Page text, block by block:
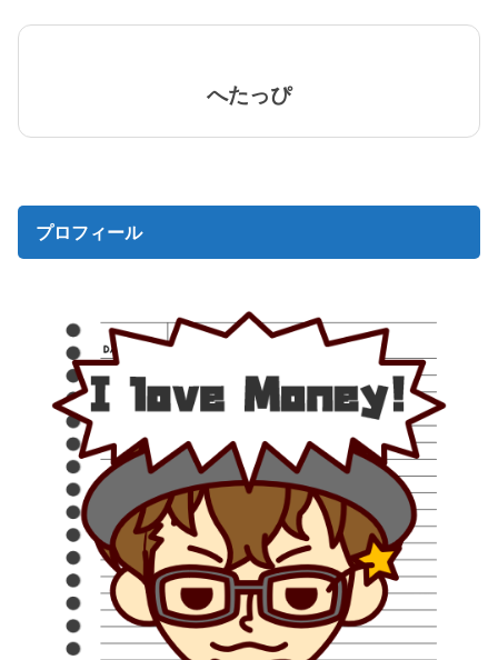
へたっぴ
プロフィール